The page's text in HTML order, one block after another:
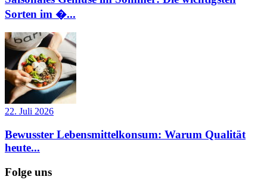
Sorten im �...
22. Juli 2026
Bewusster Lebensmittelkonsum: Warum Qualität
heute...
Folge uns